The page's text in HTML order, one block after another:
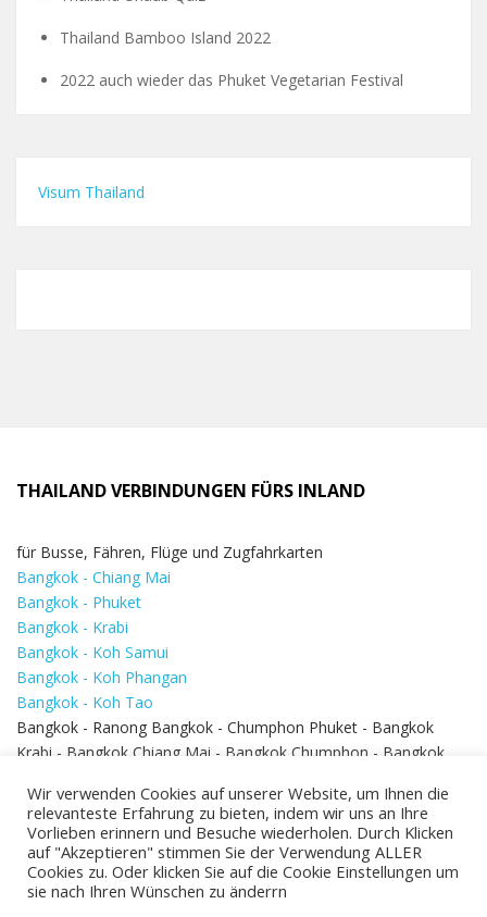
Thailand Bamboo Island 2022
2022 auch wieder das Phuket Vegetarian Festival
Visum Thailand
THAILAND VERBINDUNGEN FÜRS INLAND
für Busse, Fähren, Flüge und Zugfahrkarten
Bangkok - Chiang Mai
Bangkok - Phuket
Bangkok - Krabi
Bangkok - Koh Samui
Bangkok - Koh Phangan
Bangkok - Koh Tao
Bangkok - Ranong Bangkok - Chumphon Phuket - Bangkok
Krabi - Bangkok Chiang Mai - Bangkok Chumphon - Bangkok
Bangkok - Hua Hin
Wir verwenden Cookies auf unserer Website, um Ihnen die
relevanteste Erfahrung zu bieten, indem wir uns an Ihre
Vorlieben erinnern und Besuche wiederholen. Durch Klicken
auf "Akzeptieren" stimmen Sie der Verwendung ALLER
Cookies zu. Oder klicken Sie auf die Cookie Einstellungen um
sie nach Ihren Wünschen zu änderrn